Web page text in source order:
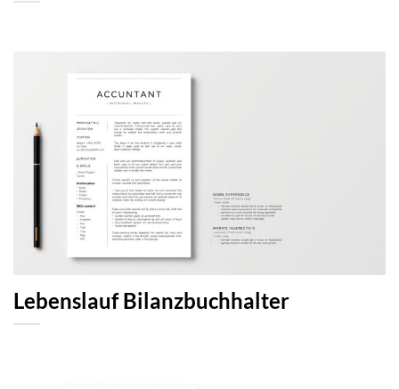
Lebenslauf Bilanzbuchhalter